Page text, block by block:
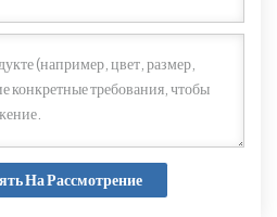
На Рассмотрение